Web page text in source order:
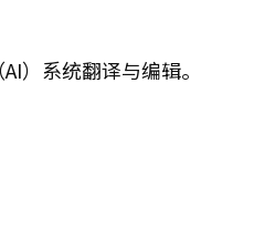
）系统翻译与编辑。